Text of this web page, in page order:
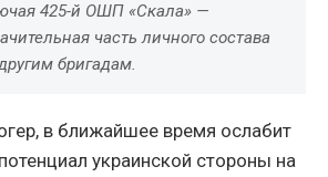
425-й ОШП «Скала» —
часть личного состава
бригадам.
в ближайшее время ослабит
украинской стороны на